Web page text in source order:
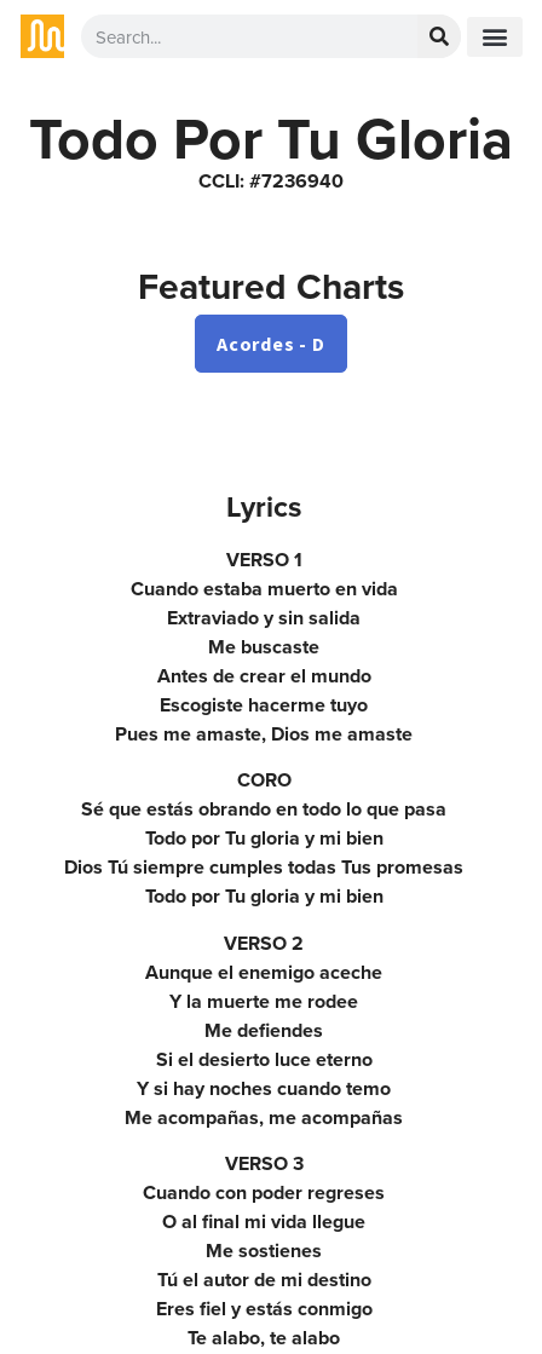
Todo Por Tu Gloria
CCLI: #7236940
Featured Charts
Acordes - D
Lyrics
VERSO 1
Cuando estaba muerto en vida
Extraviado y sin salida
Me buscaste
Antes de crear el mundo
Escogiste hacerme tuyo
Pues me amaste, Dios me amaste
CORO
Sé que estás obrando en todo lo que pasa
Todo por Tu gloria y mi bien
Dios Tú siempre cumples todas Tus promesas
Todo por Tu gloria y mi bien
VERSO 2
Aunque el enemigo aceche
Y la muerte me rodee
Me defiendes
Si el desierto luce eterno
Y si hay noches cuando temo
Me acompañas, me acompañas
VERSO 3
Cuando con poder regreses
O al final mi vida llegue
Me sostienes
Tú el autor de mi destino
Eres fiel y estás conmigo
Te alabo, te alabo